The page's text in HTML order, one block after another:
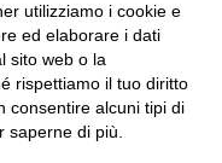
utilizziamo i cookie e
ed elaborare i dati
sito web o la
rispettiamo il tuo diritto
consentire alcuni tipi di
saperne di più.